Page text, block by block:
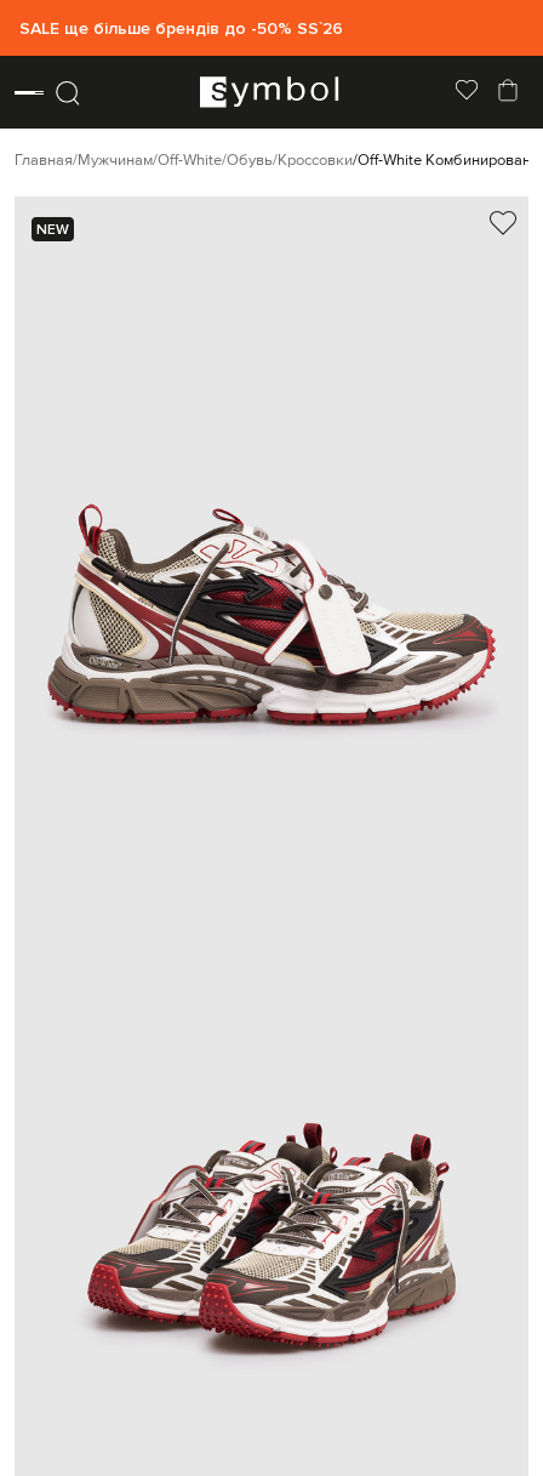
SALE ще більше брендів до -50% SS`26
Главная Мужчинам Off-White Обувь Кроссовки Off-White
NEW